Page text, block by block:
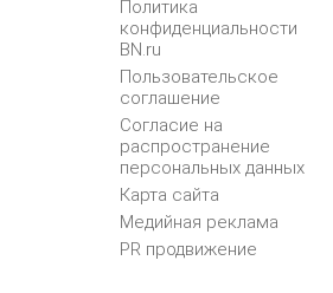
Политика
конфиденциальности
BN.ru
Пользовательское
соглашение
Согласие на
распространение
персональных данных
Карта сайта
Медийная реклама
PR продвижение